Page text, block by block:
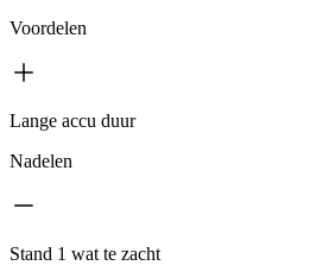
Voordelen
Lange accu duur
Nadelen
Stand 1 wat te zacht